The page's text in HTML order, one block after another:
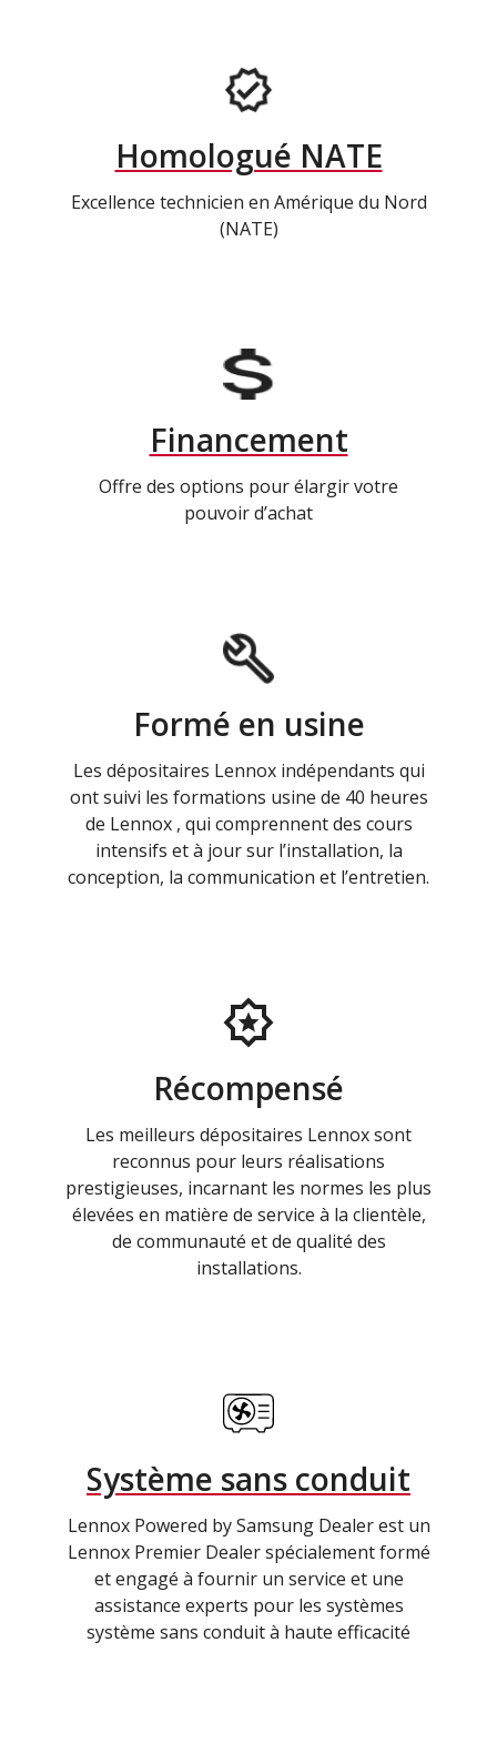
Homologué NATE
Excellence technicien en Amérique du Nord
(NATE)
Financement
Offre des options pour élargir votre
pouvoir d’achat
Formé en usine
Les dépositaires Lennox indépendants qui
ont suivi les formations usine de 40 heures
de Lennox , qui comprennent des cours
intensifs et à jour sur l’installation, la
conception, la communication et l’entretien.
Récompensé
Les meilleurs dépositaires Lennox sont
reconnus pour leurs réalisations
prestigieuses, incarnant les normes les plus
élevées en matière de service à la clientèle,
de communauté et de qualité des
installations.
Système sans conduit
Lennox Powered by Samsung Dealer est un
Lennox Premier Dealer spécialement formé
et engagé à fournir un service et une
assistance experts pour les systèmes
système sans conduit à haute efficacité